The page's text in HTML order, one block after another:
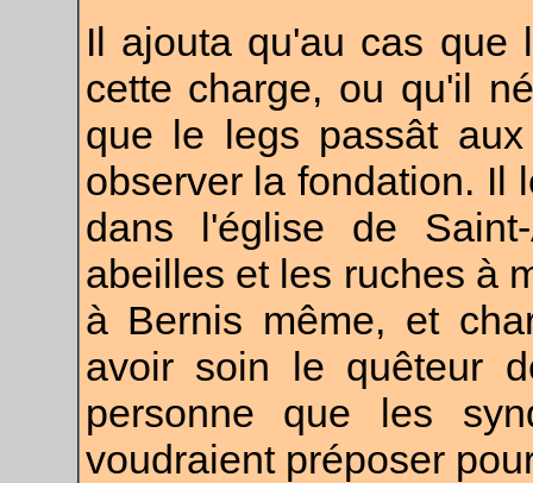
Il ajouta qu'au cas que
cette charge, ou qu'il
que le legs passât
observer la fondation. Il
dans l'église de
abeilles et les ruches à
à Bernis même, et
avoir soin le quêteur
personne que les
voudraient préposer